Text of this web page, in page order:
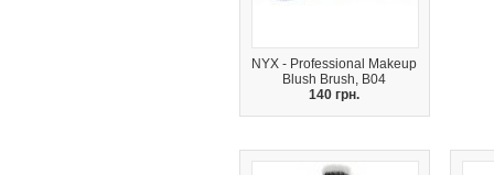
NYX - Professional Makeup
Blush Brush, B04
140 грн.